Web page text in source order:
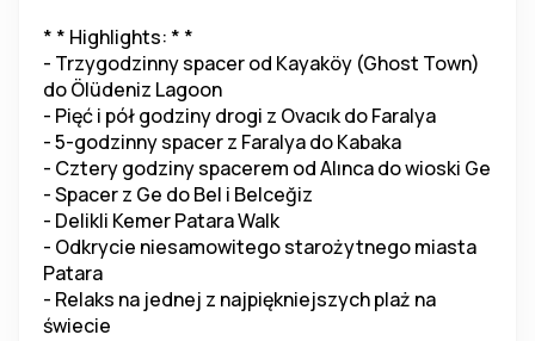
* * Highlights: * *
- Trzygodzinny spacer od Kayaköy (Ghost Town)
do Ölüdeniz Lagoon
- Pięć i pół godziny drogi z Ovacık do Faralya
- 5-godzinny spacer z Faralya do Kabaka
- Cztery godziny spacerem od Alınca do wioski Ge
- Spacer z Ge do Bel i Belceğiz
- Delikli Kemer Patara Walk
- Odkrycie niesamowitego starożytnego miasta
Patara
- Relaks na jednej z najpiękniejszych plaż na
świecie